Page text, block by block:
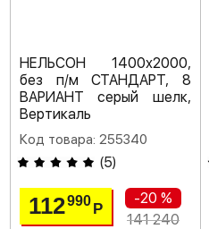
НЕЛЬСОН 1400х2000,
без п/м СТАНДАРТ, 8
ВАРИАНТ серый шелк,
Вертикаль
Код товара: 255340
(5)
112990Р
-20 %
141 240